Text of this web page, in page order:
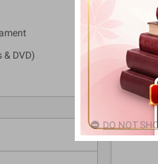
& DVD)
DO NOT